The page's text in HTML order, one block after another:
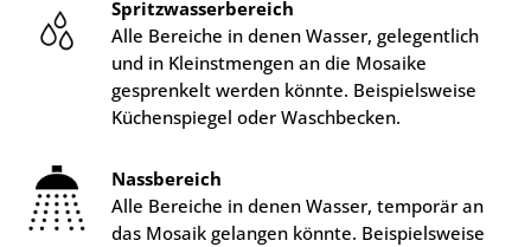
Spritzwasserbereich
Alle Bereiche in denen Wasser, gelegentlich
und in Kleinstmengen an die Mosaike
gesprenkelt werden könnte. Beispielsweise
Küchenspiegel oder Waschbecken.
Nassbereich
Alle Bereiche in denen Wasser, temporär an
das Mosaik gelangen könnte. Beispielsweise